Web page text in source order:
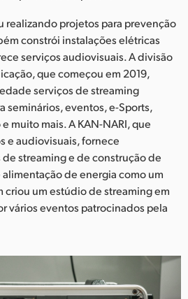
realizando projetos para prevenção
constrói instalações elétricas
serviços audiovisuais. A divisão
que começou em 2019,
serviços de streaming
seminários, eventos, e-Sports,
muito mais. A KAN-NARI, que
e audiovisuais, fornece
streaming e de construção de
de energia como um
criou um estúdio de streaming em
vários eventos patrocinados pela